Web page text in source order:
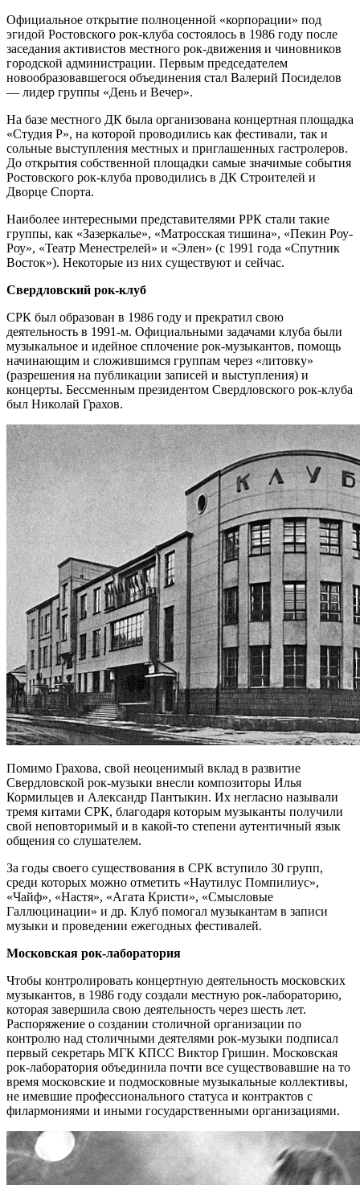
Официальное открытие полноценной «корпорации» под
эгидой Ростовского рок-клуба состоялось в 1986 году после
заседания активистов местного рок-движения и чиновников
городской администрации. Первым председателем
новообразовавшегося объединения стал Валерий Посиделов
— лидер группы «День и Вечер».
На базе местного ДК была организована концертная площадка
«Студия Р», на которой проводились как фестивали, так и
сольные выступления местных и приглашенных гастролеров.
До открытия собственной площадки самые значимые события
Ростовского рок-клуба проводились в ДК Строителей и
Дворце Спорта.
Наиболее интересными представителями РРК стали такие
группы, как «Зазеркалье», «Матросская тишина», «Пекин Роу-
Роу», «Театр Менестрелей» и «Элен» (с 1991 года «Спутник
Восток»). Некоторые из них существуют и сейчас.
Свердловский рок-клуб
СРК был образован в 1986 году и прекратил свою
деятельность в 1991-м. Официальными задачами клуба были
музыкальное и идейное сплочение рок-музыкантов, помощь
начинающим и сложившимся группам через «литовку»
(разрешения на публикации записей и выступления) и
концерты. Бессменным президентом Свердловского рок-клуба
был Николай Грахов.
Помимо Грахова, свой неоценимый вклад в развитие
Свердловской рок-музыки внесли композиторы Илья
Кормильцев и Александр Пантыкин. Их негласно называли
тремя китами СРК, благодаря которым музыканты получили
свой неповторимый и в какой-то степени аутентичный язык
общения со слушателем.
За годы своего существования в СРК вступило 30 групп,
среди которых можно отметить «Наутилус Помпилиус»,
«Чайф», «Настя», «Агата Кристи», «Смысловые
Галлюцинации» и др. Клуб помогал музыкантам в записи
музыки и проведении ежегодных фестивалей.
Московская рок-лаборатория
Чтобы контролировать концертную деятельность московских
музыкантов, в 1986 году создали местную рок-лабораторию,
которая завершила свою деятельность через шесть лет.
Распоряжение о создании столичной организации по
контролю над столичными деятелями рок-музыки подписал
первый секретарь МГК КПСС Виктор Гришин. Московская
рок-лаборатория объединила почти все существовавшие на то
время московские и подмосковные музыкальные коллективы,
не имевшие профессионального статуса и контрактов с
филармониями и иными государственными организациями.